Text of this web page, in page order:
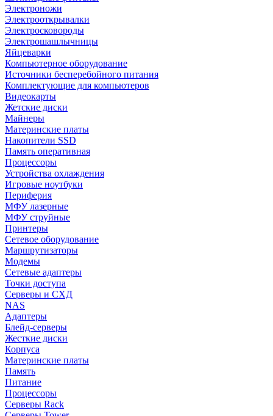
Электроножи
Электрооткрывалки
Электросковороды
Электрошашлычницы
Яйцеварки
Компьютерное оборудование
Источники бесперебойного питания
Комплектующие для компьютеров
Видеокарты
Жетские диски
Майнеры
Материнские платы
Накопители SSD
Память оперативная
Процессоры
Устройства охлаждения
Игровые ноутбуки
Периферия
МФУ лазерные
МФУ струйные
Принтеры
Сетевое оборудование
Маршрутизаторы
Модемы
Сетевые адаптеры
Точки доступа
Серверы и СХД
NAS
Адаптеры
Блейд-серверы
Жесткие диски
Корпуса
Материнские платы
Память
Питание
Процессоры
Серверы Rack